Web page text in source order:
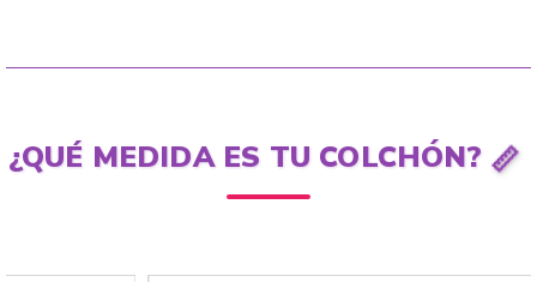
¿QUÉ MEDIDA ES TU COLCHÓN? 📏